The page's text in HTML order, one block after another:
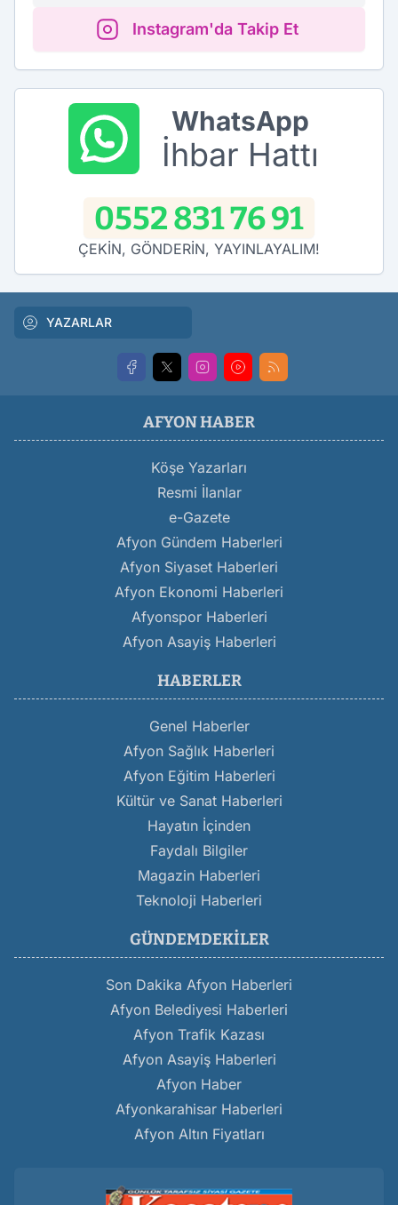
Instagram'da Takip Et
WhatsApp
İhbar Hattı
0552 831 76 91
ÇEKİN, GÖNDERİN, YAYINLAYALIM!
YAZARLAR
AFYON HABER
Köşe Yazarları
Resmi İlanlar
e-Gazete
Afyon Gündem Haberleri
Afyon Siyaset Haberleri
Afyon Ekonomi Haberleri
Afyonspor Haberleri
Afyon Asayiş Haberleri
HABERLER
Genel Haberler
Afyon Sağlık Haberleri
Afyon Eğitim Haberleri
Kültür ve Sanat Haberleri
Hayatın İçinden
Faydalı Bilgiler
Magazin Haberleri
Teknoloji Haberleri
GÜNDEMDEKILER
Son Dakika Afyon Haberleri
Afyon Belediyesi Haberleri
Afyon Trafik Kazası
Afyon Asayiş Haberleri
Afyon Haber
Afyonkarahisar Haberleri
Afyon Altın Fiyatları